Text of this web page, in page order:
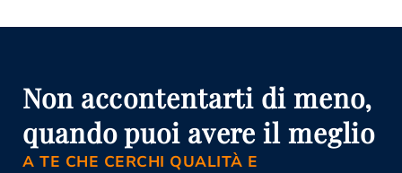
Mediatori Locri
Locri
Mediazione Obbligatoria Locri
Organismo Di Mediazione Locri
Non accontentarti di meno,
quando puoi avere il meglio
A TE CHE CERCHI QUALITÀ E